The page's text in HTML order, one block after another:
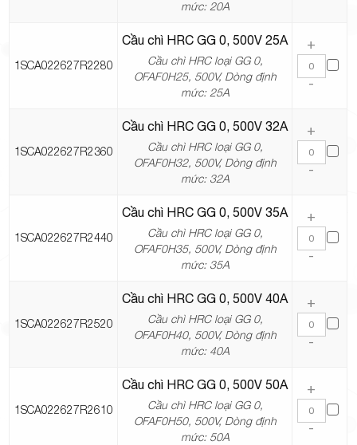
mức: 20A
1SCA022627R2280
Cầu chì HRC GG 0, 500V 25A
Cầu chì HRC loại GG 0,
OFAF0H25, 500V, Dòng định
mức: 25A
+
-
1SCA022627R2360
Cầu chì HRC GG 0, 500V 32A
Cầu chì HRC loại GG 0,
OFAF0H32, 500V, Dòng định
mức: 32A
+
-
1SCA022627R2440
Cầu chì HRC GG 0, 500V 35A
Cầu chì HRC loại GG 0,
OFAF0H35, 500V, Dòng định
mức: 35A
+
-
1SCA022627R2520
Cầu chì HRC GG 0, 500V 40A
Cầu chì HRC loại GG 0,
OFAF0H40, 500V, Dòng định
mức: 40A
+
-
1SCA022627R2610
Cầu chì HRC GG 0, 500V 50A
Cầu chì HRC loại GG 0,
OFAF0H50, 500V, Dòng định
mức: 50A
+
-